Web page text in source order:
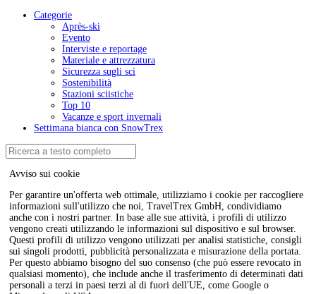
Avviso sui cookie
Per garantire un'offerta web ottimale, utilizziamo i cookie per raccogliere
informazioni sull'utilizzo che noi, TravelTrex GmbH, condividiamo
anche con i nostri partner. In base alle sue attività, i profili di utilizzo
vengono creati utilizzando le informazioni sul dispositivo e sul browser.
Questi profili di utilizzo vengono utilizzati per analisi statistiche, consigli
sui singoli prodotti, pubblicità personalizzata e misurazione della portata.
Per questo abbiamo bisogno del suo consenso (che può essere revocato in
qualsiasi momento), che include anche il trasferimento di determinati dati
personali a terzi in paesi terzi al di fuori dell'UE, come Google o
Categorie
Après-ski
Evento
Interviste e reportage
Materiale e attrezzatura
Sicurezza sugli sci
Sostenibilità
Stazioni sciistiche
Top 10
Vacanze e sport invernali
Settimana bianca con SnowTrex